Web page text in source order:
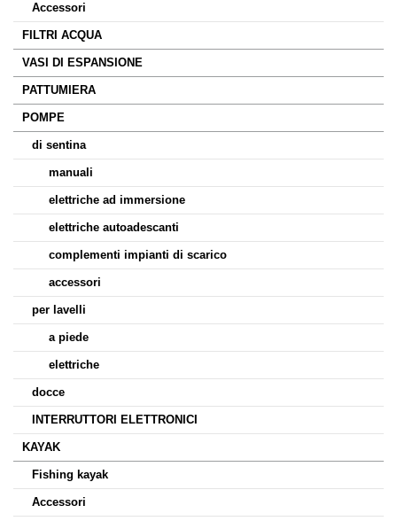
Accessori
FILTRI ACQUA
VASI DI ESPANSIONE
PATTUMIERA
POMPE
di sentina
manuali
elettriche ad immersione
elettriche autoadescanti
complementi impianti di scarico
accessori
per lavelli
a piede
elettriche
docce
INTERRUTTORI ELETTRONICI
KAYAK
Fishing kayak
Accessori